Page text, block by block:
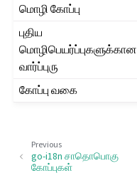
மொழி கோப்பு
புதிய
மொழிபெயர்ப்புகளுக்கான
வார்ப்புரு
கோப்பு வகை
Previous
go-i18n சாதொபொகு
கோப்புகள்